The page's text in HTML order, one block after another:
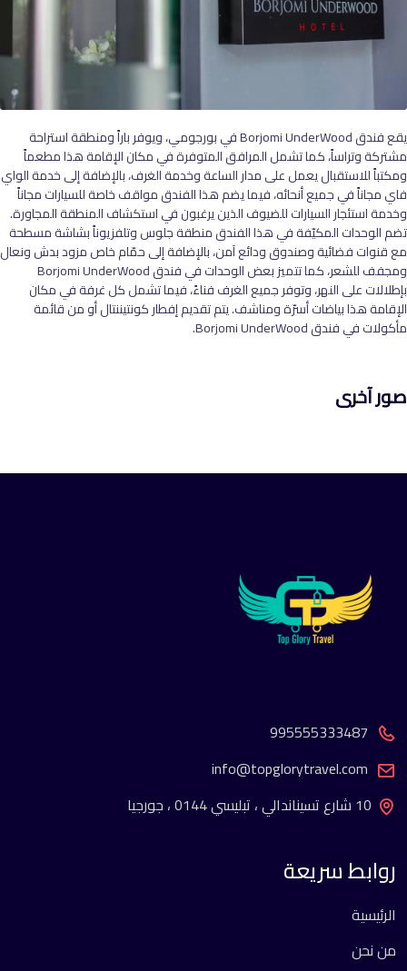
يقع فندق Borjomi UnderWood في بورجومي، ويوفر باراً ومنطقة استراحة
مشتركة وتراساً، كما تشمل المرافق المتوفرة في مكان الإقامة هذا مطعماً
ومكتباً للاستقبال يعمل على مدار الساعة وخدمة الغرف، بالإضافة إلى خدمة الواي
فاي مجاناً في جميع أنحائه، فيما يضم هذا الفندق مواقف خاصة للسيارات مجاناً
وخدمة استئجار السيارات للضيوف الذين يرغبون في استكشاف المنطقة المجاورة.
تضم الوحدات المكيّفة في هذا الفندق منطقة جلوس وتلفزيوناً بشاشة مسطحة
مع قنوات فضائية وصندوق ودائع آمن، بالإضافة إلى حمّام خاص مزود بدش ونعال
ومجفف للشعر، كما تتميز بعض الوحدات في فندق Borjomi UnderWood
بإطلالات على النهر، وتوفر جميع الغرف فناءً، فيما تشمل كل غرفة في مكان
الإقامة هذا بياضات أسرّة ومناشف. يتم تقديم إفطار كونتيننتال أو من قائمة
مأكولات في فندق Borjomi UnderWood.
صور آخرى
995555333487
info@topglorytravel.com
10 شارع تسيناندالي ، تبليسي 0144 ، جورجيا
روابط سريعة
الرئيسية
من نحن